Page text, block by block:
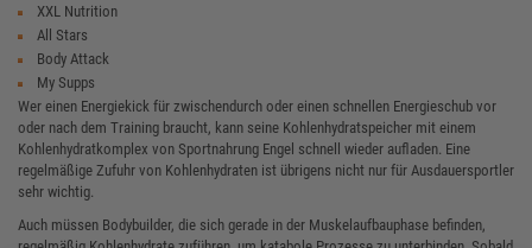
XXL Nutrition
All Stars
Body Attack
My Supps
Wer einen Energiekick für zwischendurch oder einen schnellen Energieschub vor
oder nach dem Training braucht, kann seine Kohlenhydratspeicher mit einem
Kohlenhydratkomplex von Sportnahrung Engel schnell wieder aufladen. Eine
regelmäßige Zufuhr von Kohlenhydraten ist übrigens nicht nur für Ausdauersportler
sehr wichtig.
Auch müssen Bodybuilder, die sich gerade in der Muskelaufbauphase befinden,